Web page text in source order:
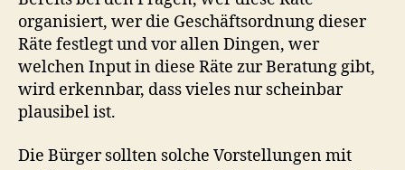
organisiert, wer die Geschäftsordnung dieser
Räte festlegt und vor allen Dingen, wer
welchen Input in diese Räte zur Beratung gibt,
wird erkennbar, dass vieles nur scheinbar
plausibel ist.
Die Bürger sollten solche Vorstellungen mit